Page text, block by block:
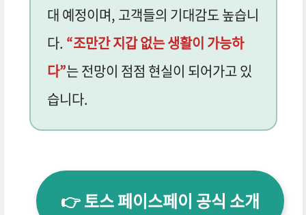
대 예정이며, 고객들의 기대감도 높습니
다. “조만간 지갑 없는 생활이 가능하
다”는 전망이 점점 현실이 되어가고 있
습니다.
👉 토스 페이스페이 공식 소개